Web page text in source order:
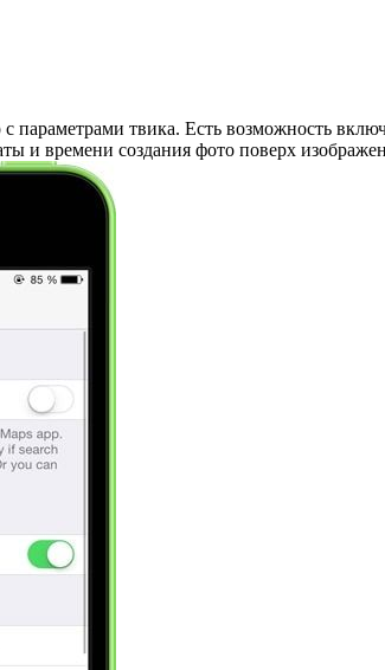
с параметрами твика. Есть возможность
и времени создания фото поверх